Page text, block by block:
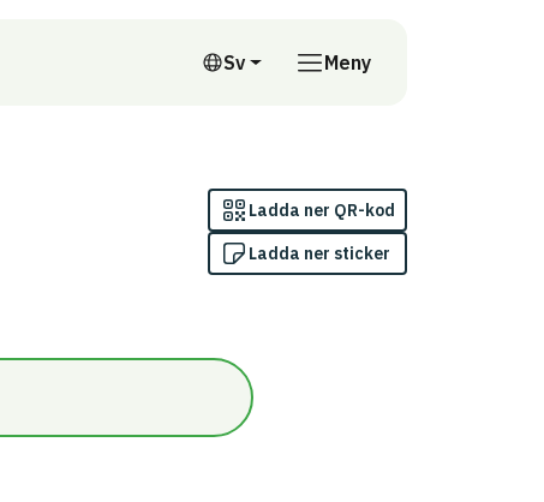
Sv
Svenska
Meny
Ladda ner QR-kod
Ladda ner sticker